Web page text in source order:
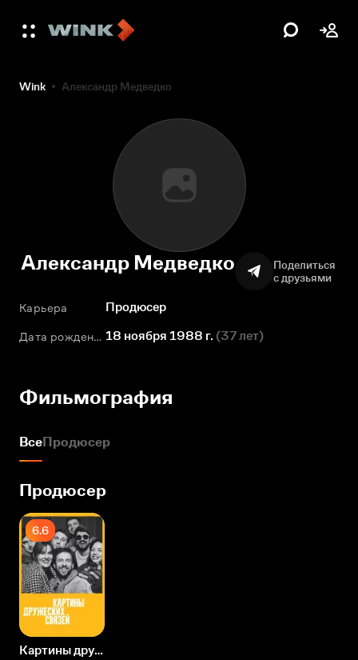
Wink Александр Медведко
Александр Медведко
Поделиться
с друзьями
Карьера Продюсер
Дата рождения 18 ноября 1988 г. (37 лет)
Фильмография
ВсеПродюсер
Продюсер
6.6
Картины дружеских связей